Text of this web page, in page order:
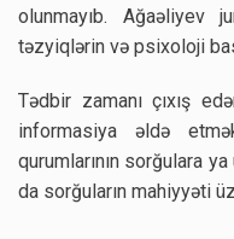
olunmayıb. Ağaəliyev
təzyiqlərin və psixoloji
Tədbir zamanı çıxış
informasiya əldə
qurumlarının sorğulara
da sorğuların mahiyyəti